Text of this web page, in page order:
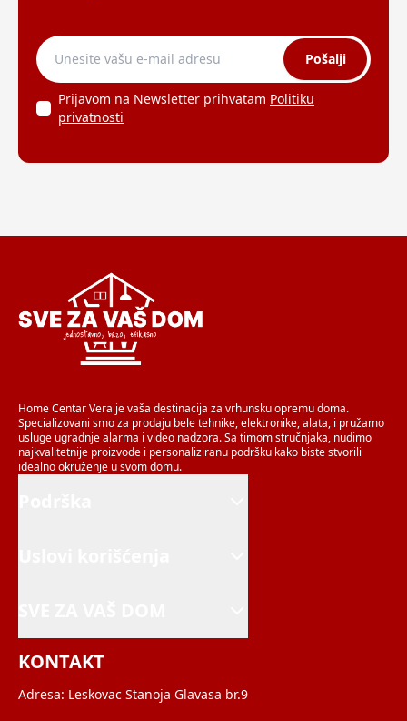
Pošalji
Prijavom na Newsletter prihvatam Politiku
privatnosti
Home Centar Vera je vaša destinacija za vrhunsku opremu doma.
Specializovani smo za prodaju bele tehnike, elektronike, alata, i pružamo
usluge ugradnje alarma i video nadzora. Sa timom stručnjaka, nudimo
najkvalitetnije proizvode i personaliziranu podršku kako biste stvorili
idealno okruženje u svom domu.
KONTAKT
Adresa: Leskovac Stanoja Glavasa br.9